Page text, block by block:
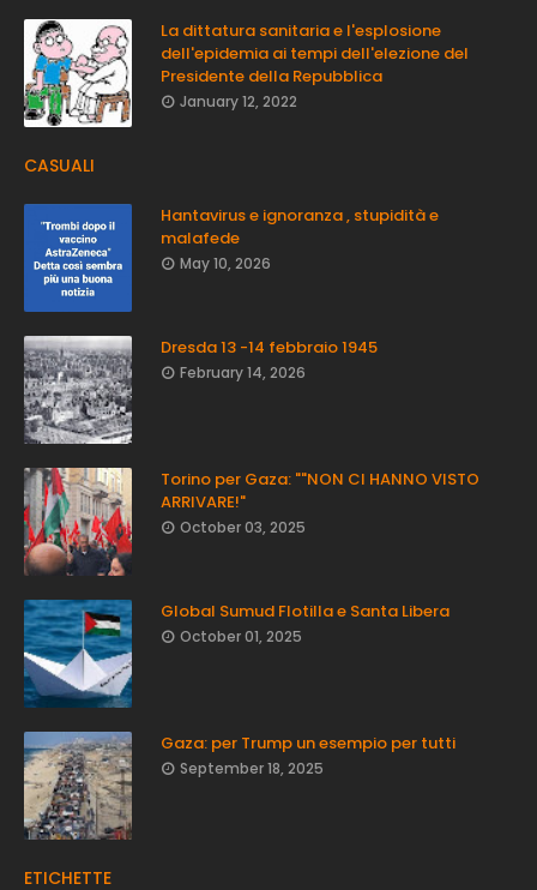
La dittatura sanitaria e l'esplosione
dell'epidemia ai tempi dell'elezione del
Presidente della Repubblica
January 12, 2022
CASUALI
Hantavirus e ignoranza , stupidità e
malafede
May 10, 2026
Dresda 13 -14 febbraio 1945
February 14, 2026
Torino per Gaza: ""NON CI HANNO VISTO
ARRIVARE!"
October 03, 2025
Global Sumud Flotilla e Santa Libera
October 01, 2025
Gaza: per Trump un esempio per tutti
September 18, 2025
ETICHETTE